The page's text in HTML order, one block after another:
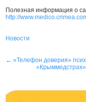
Полезная информация о
http://
Новости
Навигация
записям
← «Телефон доверия»